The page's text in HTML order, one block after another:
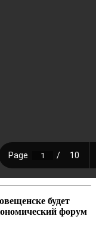
будет
форум